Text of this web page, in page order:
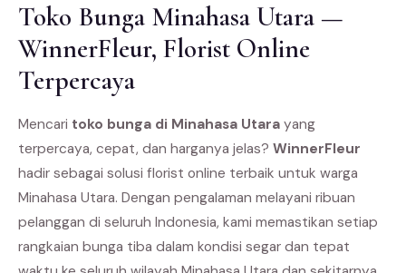
Toko Bunga Minahasa Utara —
WinnerFleur, Florist Online
Terpercaya
Mencari toko bunga di Minahasa Utara yang
terpercaya, cepat, dan harganya jelas? WinnerFleur
hadir sebagai solusi florist online terbaik untuk warga
Minahasa Utara. Dengan pengalaman melayani ribuan
pelanggan di seluruh Indonesia, kami memastikan setiap
rangkaian bunga tiba dalam kondisi segar dan tepat